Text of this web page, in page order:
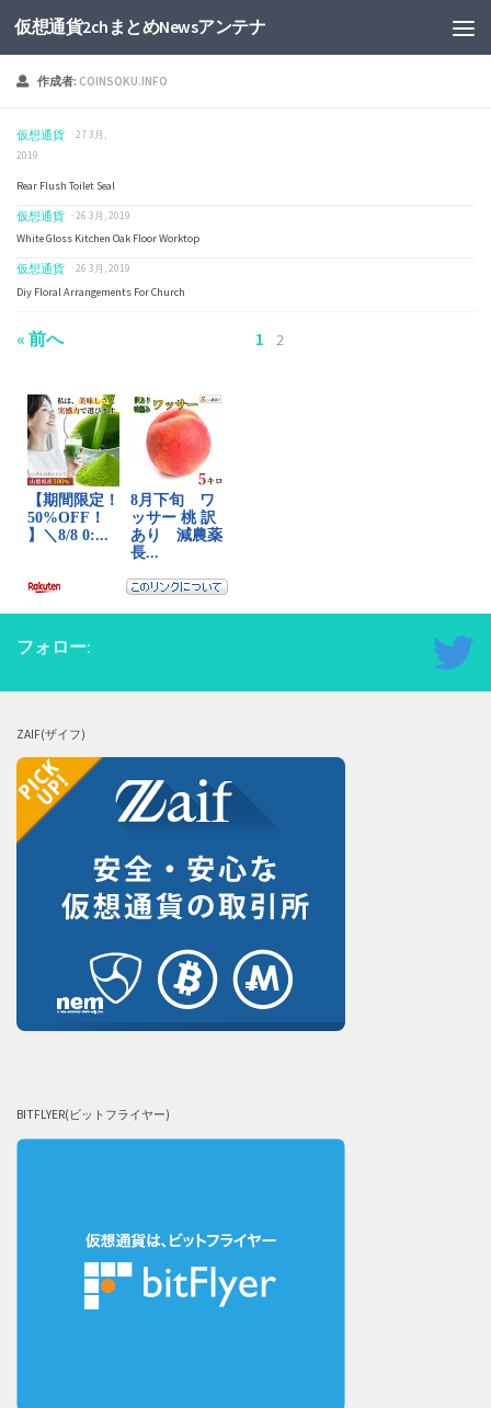
仮想通貨2chまとめNewsアンテナ
作成者: COINSOKU.INFO
仮想通貨 · 27 3月,
2019
Rear Flush Toilet Seal
仮想通貨 · 26 3月, 2019
White Gloss Kitchen Oak Floor Worktop
仮想通貨 · 26 3月, 2019
Diy Floral Arrangements For Church
« 前へ 1 2
フォロー:
ZAIF(ザイフ)
BITFLYER(ビットフライヤー)